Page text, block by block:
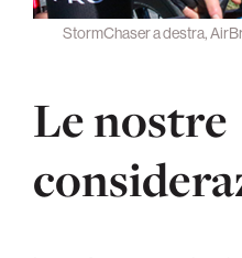
StormChaser a destra,
Le nostre